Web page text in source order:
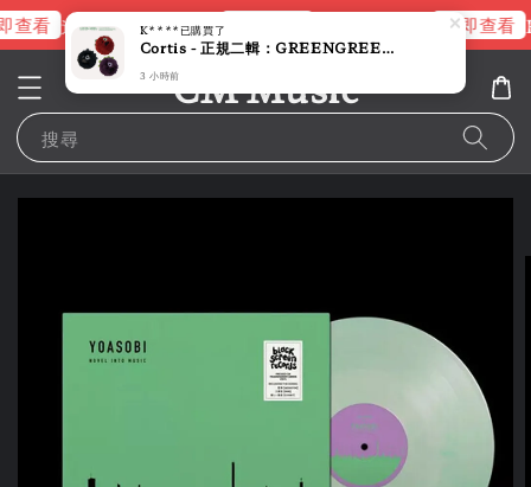
看 進擊的巨人片頭曲 立即查看 立即查看
CM Music
搜尋
K****已購買了
Cortis - 正規二輯：GREENGREEN 【CORTIS BALL 版】（CD）
3 小時前